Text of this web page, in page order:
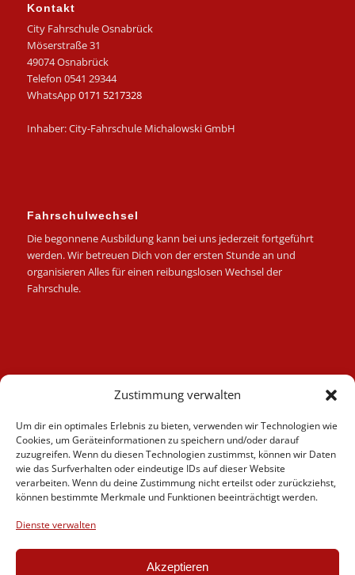
Zustimmung verwalten
Um dir ein optimales Erlebnis zu bieten, verwenden wir Technologien wie
Cookies, um Geräteinformationen zu speichern und/oder darauf
zuzugreifen. Wenn du diesen Technologien zustimmst, können wir Daten
wie das Surfverhalten oder eindeutige IDs auf dieser Website
verarbeiten. Wenn du deine Zustimmung nicht erteilst oder zurückziehst,
können bestimmte Merkmale und Funktionen beeinträchtigt werden.
Dienste verwalten
Akzeptieren
Kontakt
City Fahrschule Osnabrück
Möserstraße 31
49074 Osnabrück
Telefon 0541 29344
WhatsApp0171 5217328
Inhaber: City-Fahrschule Michalowski GmbH
Fahrschulwechsel
Die begonnene Ausbildung kann bei uns jederzeit fortgeführt
werden. Wir betreuen Dich von der ersten Stunde an und
organisieren Alles für einen reibungslosen Wechsel der
Fahrschule.
Fahrlehrer
Fahrschule
Motorrad
News